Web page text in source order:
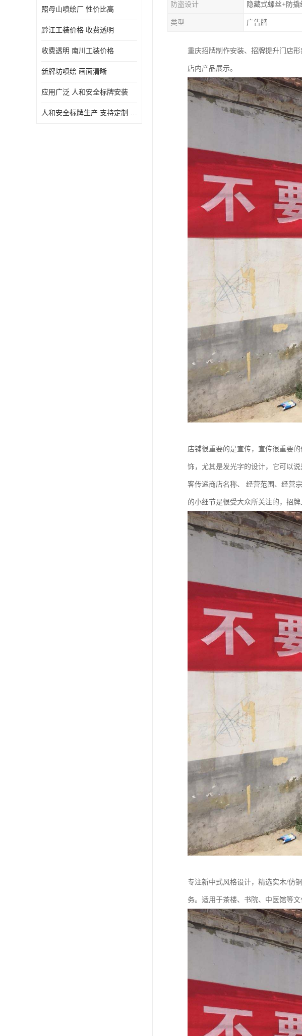
照母山喷绘厂 性价比高
黔江工装价格 收费透明
收费透明 南川工装价格
新牌坊喷绘 画面清晰
应用广泛 人和安全标牌安装
人和安全标牌生产 支持定制 润乔
防盗设计 隐藏式螺丝+防撬
类型 广告牌
重庆招牌制作安装、招牌提升门店
店内产品展示。
店铺很重要的是宣传，宣传很重要
饰，尤其是发光字的设计，它可以
客传递商店名称、 经营范围、经营
的小细节是很受大众所关注的，招
专注新中式风格设计，精选实木/仿
务。适用于茶楼、书院、中医馆等文